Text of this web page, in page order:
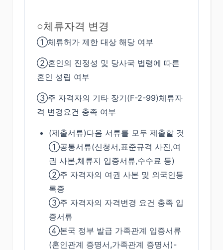
○체류자격 변경
①체류허가 제한 대상 해당 여부
②혼인의 진정성 및 당사국 법령에 따른
혼인 성립 여부
③주 자격자의 기타 장기(F-2-99)체류자
격 변경요건 충족 여부
(제출서류)다음 서류를 모두 제출할 것
①공통서류(신청서,표준규격 사진,여
권 사본,체류지 입증서류,수수료 등)
②주 자격자의 여권 사본 및 외국인등
록증
③주 자격자의 자격변경 요건 충족 입
증서류
④본국 정부 발급 가족관계 입증서류
(혼인관계 증명서,가족관계 증명서)-